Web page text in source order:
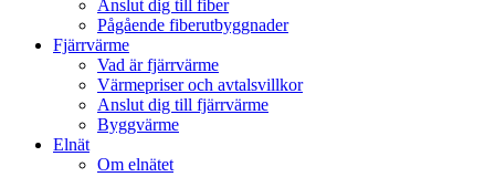
Anslut dig till fiber
Pågående fiberutbyggnader
Fjärrvärme
Vad är fjärrvärme
Värmepriser och avtalsvillkor
Anslut dig till fjärrvärme
Byggvärme
Elnät
Om elnätet